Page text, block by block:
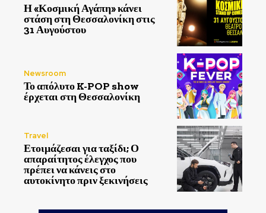
Η «Κοσμική Αγάπη» κάνει
στάση στη Θεσσαλονίκη στις
31 Αυγούστου
Newsroom
Το απόλυτο K-POP show
έρχεται στη Θεσσαλονίκη
Travel
Ετοιμάζεσαι για ταξίδι; Ο
απαραίτητος έλεγχος που
πρέπει να κάνεις στο
αυτοκίνητο πριν ξεκινήσεις